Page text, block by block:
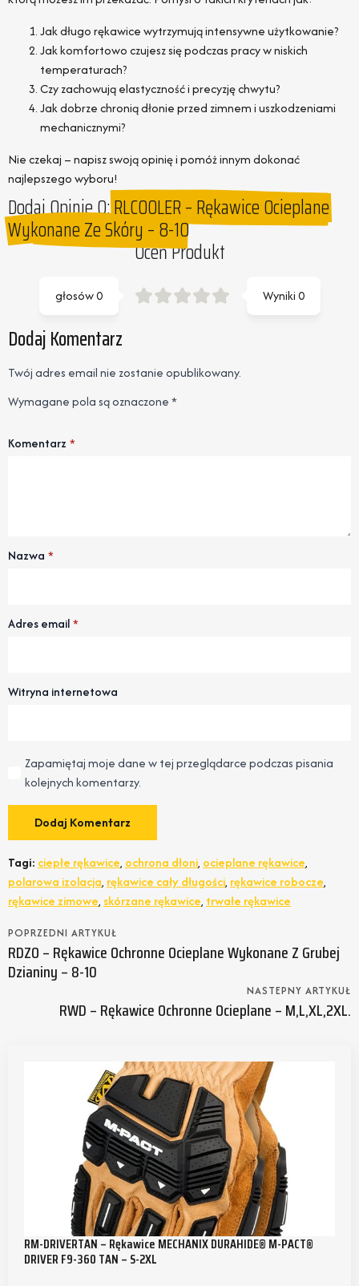
Jak długo rękawice wytrzymują intensywne użytkowanie?
Jak komfortowo czujesz się podczas pracy w niskich
temperaturach?
Czy zachowują elastyczność i precyzję chwytu?
Jak dobrze chronią dłonie przed zimnem i uszkodzeniami
mechanicznymi?
Nie czekaj – napisz swoją opinię i pomóż innym dokonać
najlepszego wyboru!
Dodaj Opinie O:RLCOOLER – Rękawice Ocieplane
Wykonane Ze Skóry – 8-10
Oceń Produkt
Wyniki0
głosów0
Dodaj Komentarz
Twój adres email nie zostanie opublikowany.
Wymagane pola są oznaczone*
Komentarz *
Nazwa *
Adres email*
Witryna internetowa
Zapamiętaj moje dane w tej przeglądarce podczas pisania
kolejnych komentarzy.
Tagi: ciepłe rękawice, ochrona dłoni, ocieplane rękawice,
polarowa izolacja, rękawice cały długości, rękawice robocze,
rękawice zimowe, skórzane rękawice, trwałe rękawice
POPRZEDNI ARTYKUŁ
RDZO – Rękawice Ochronne Ocieplane Wykonane Z Grubej
Dzianiny – 8-10
NASTEPNY ARTYKUŁ
RWD – Rękawice Ochronne Ocieplane – M,L,XL,2XL.
RM-DRIVERTAN – Rękawice MECHANIX DURAHIDE® M-PACT®
DRIVER F9-360 TAN – S-2XL